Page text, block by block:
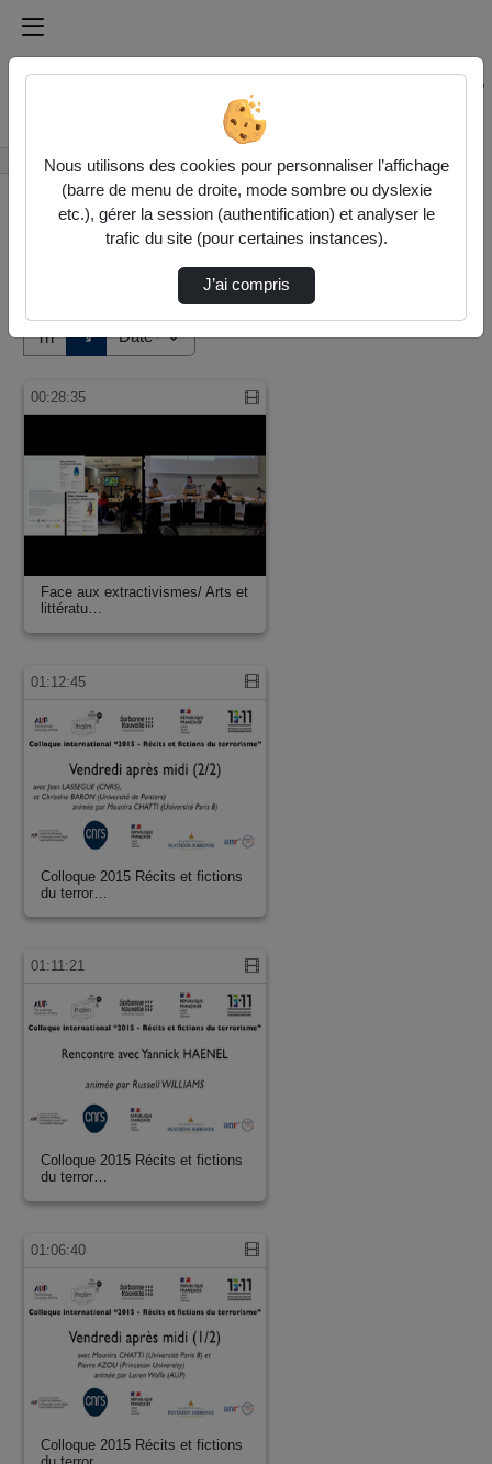
Médiathèque de l'université Paris
Rechercher un média sur Médiathèque de l'université
Accueil Vidéos
Tri ↘
00:28:35
Face aux extractivismes/ Arts et
littératu…
01:12:45
Colloque 2015 Récits et fictions
du terror…
01:11:21
Colloque 2015 Récits et fictions
du terror…
01:06:40
Colloque 2015 Récits et fictions
Nous utilisons des cookies pour personnaliser l’affichage
(barre de menu de droite, mode sombre ou dyslexie
etc.), gérer la session (authentification) et analyser le
trafic du site (pour certaines instances).
J’ai compris